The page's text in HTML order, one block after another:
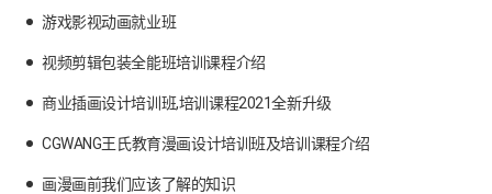
游戏影视动画就业班
视频剪辑包装全能班培训课程介绍
商业插画设计培训班,培训课程2021全新升级
CGWANG王氏教育漫画设计培训班及培训课程介绍
画漫画前我们应该了解的知识